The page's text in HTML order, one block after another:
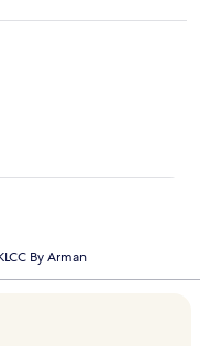
available now. The rest
was great and they
By Arman